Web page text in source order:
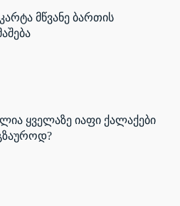
მწვანე ბართის
ყველაზე იაფი ქალაქები